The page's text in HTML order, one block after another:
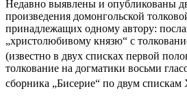
Недавно выявлены и опубликованы
произведения домонгольской
принадлежащих одному автору:
„христолюбивому князю“ с
(известно в двух списках первой
толкование на догматики восьми
сборника „Бисерие“ по двум